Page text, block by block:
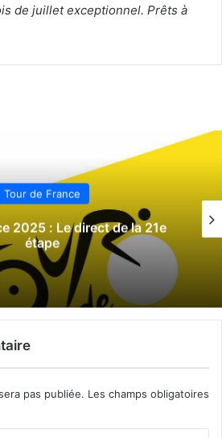
de juillet exceptionnel. Prêts à
Tour de France
2025 : Le direct de la 21e
étape
pas publiée. Les champs obligatoires